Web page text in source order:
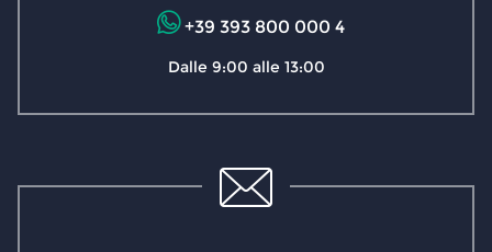
+39 393 800 000 4
Dalle 9:00 alle 13:00